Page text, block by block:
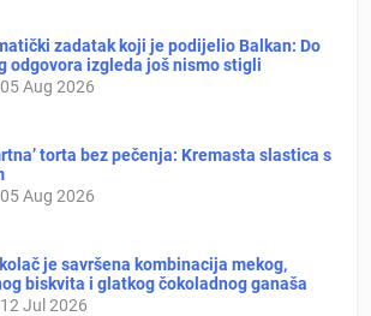
zadatak koji je podijelio Balkan: Do
odgovora izgleda još nismo stigli
05 Aug 2026
torta bez pečenja: Kremasta slastica s
05 Aug 2026
je savršena kombinacija mekog,
biskvita i glatkog čokoladnog ganaša
12 Jul 2026